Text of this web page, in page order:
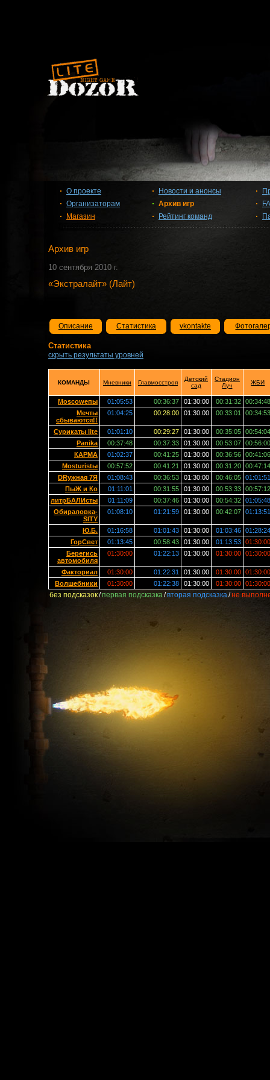
О проекте
Организаторам
Магазин
Новости и анонсы
Архив игр
Рейтинг команд
Архив игр
10 сентября 2010 г.
«Экстралайт» (Лайт)
Описание Статистика vkontakte
Статистика
скрыть результаты уровней
КОМАНДЫ Мневники Главмосстроя
Детский
сад
Стадион
Луч
ЖБИ
Moscowепы 01:05:53 00:36:37 01:30:00 00:31:32 00:34:48
Мечты
сбываются!!
01:04:25 00:28:00 01:30:00 00:33:01 00:34:53
Сурикаты lite 01:01:10 00:29:27 01:30:00 00:35:05 00:54:04
Panika
00:37:48 00:37:33 01:30:00 00:53:07 00:56:00
КАРМА
01:02:37 00:41:25 01:30:00 00:36:56 00:41:06
Mosturistы
00:57:52 00:41:21 01:30:00 00:31:20 00:47:14
DRужная 7Я
01:08:43 00:36:53 01:30:00 00:46:05 01:01:51
ПыЖ и Ко
01:11:01 00:31:55 01:30:00 00:53:33 00:57:12
литрБАЛИсты
01:11:09 00:37:46 01:30:00 00:54:32 01:05:48
Обираловка-
SITY
01:08:10 01:21:59 01:30:00 00:42:07 01:13:51
Ю.Б. 01:16:58 01:01:43 01:30:00 01:03:46 01:28:24
ГорСвет
01:13:45 00:58:43 01:30:00 01:13:53 01:30:00
Берегись
автомобиля
01:30:00 01:22:13 01:30:00 01:30:00 01:30:00
Факториал 01:30:00 01:22:31 01:30:00 01:30:00 01:30:00
Волшебники
01:30:00 01:22:38 01:30:00 01:30:00 01:30:00
без подсказок/первая подсказка/вторая подсказка/не